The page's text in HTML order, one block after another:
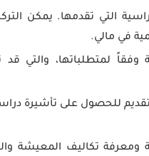
التي تقدمها. يمكن
في مالي.
وفقاً لمتطلباتها، والتي
للحصول على تأشيرة
ومعرفة تكاليف المعيشة